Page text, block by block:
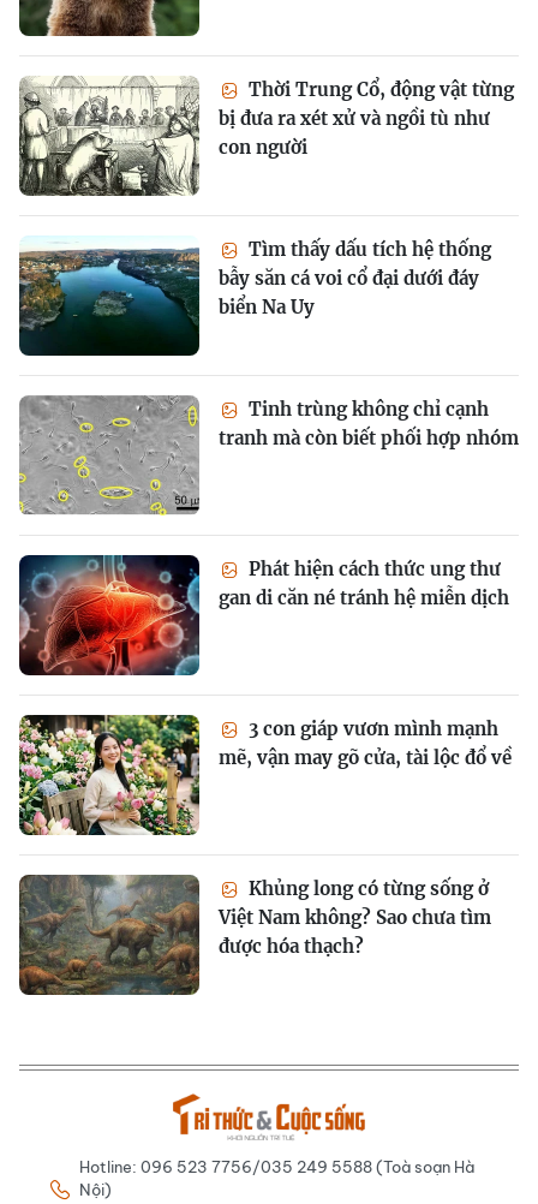
Thời Trung Cổ, động vật từng
bị đưa ra xét xử và ngồi tù như
con người
Tìm thấy dấu tích hệ thống
bẫy săn cá voi cổ đại dưới đáy
biển Na Uy
Tinh trùng không chỉ cạnh
tranh mà còn biết phối hợp nhóm
Phát hiện cách thức ung thư
gan di căn né tránh hệ miễn dịch
3 con giáp vươn mình mạnh
mẽ, vận may gõ cửa, tài lộc đổ về
Khủng long có từng sống ở
Việt Nam không? Sao chưa tìm
được hóa thạch?
Hotline: 096 523 7756/035 249 5588 (Toà soạn Hà
Nội)